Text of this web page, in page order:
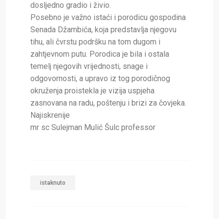
dosljedno gradio i živio.
Posebno je važno istaći i porodicu gospodina
Senada Džambića, koja predstavlja njegovu
tihu, ali čvrstu podršku na tom dugom i
zahtjevnom putu. Porodica je bila i ostala
temelj njegovih vrijednosti, snage i
odgovornosti, a upravo iz tog porodičnog
okruženja proistekla je vizija uspjeha
zasnovana na radu, poštenju i brizi za čovjeka.
Najiskrenije
mr sc Sulejman Mulić Šulc professor
istaknuto